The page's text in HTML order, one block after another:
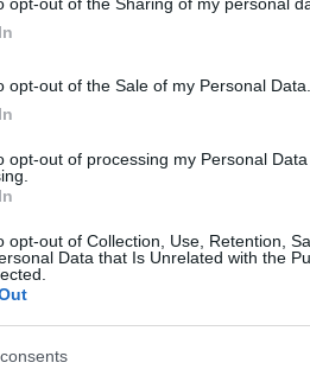
opt-out of the Sale of my Personal Data.
opt-out of processing my Personal
opt-out of Collection, Use, Retention,
Data that Is Unrelated with the
Adamello e via San Leucio,
alle prime ricostruzioni,
la fiancata della Smart,
dal suo percorso,
dove ha abbattuto un palo
obbligatoria.
stati trovati vigili e